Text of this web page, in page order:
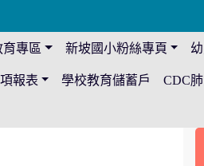
專區 新坡國小粉絲專頁
報表 學校教育儲蓄戶 CDC
:::